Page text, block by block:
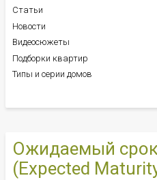
Ожидаемый
(Expected
Статьи
Новости
Видеосюжеты
Подборки квартир
Типы и серии домов